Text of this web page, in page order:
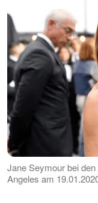
Jane Seymour bei
Angeles am